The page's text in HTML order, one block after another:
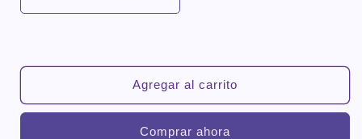
Agregar al carrito
Comprar ahora